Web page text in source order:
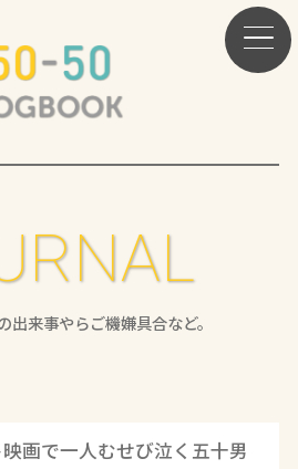
出来事やらご機嫌具合など。
画で一人むせび泣く五十男